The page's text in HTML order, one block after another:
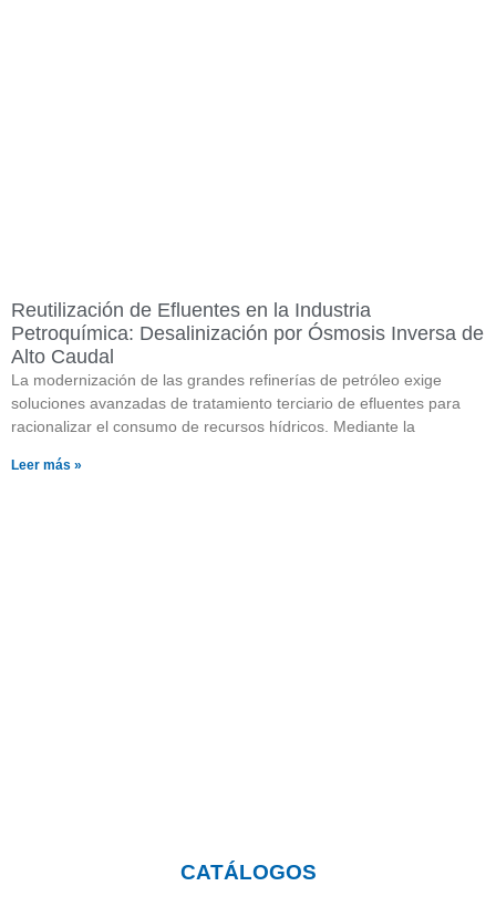
Reutilización de Efluentes en la Industria
Petroquímica: Desalinización por Ósmosis Inversa de
Alto Caudal
La modernización de las grandes refinerías de petróleo exige
soluciones avanzadas de tratamiento terciario de efluentes para
racionalizar el consumo de recursos hídricos. Mediante la
Leer más »
CATÁLOGOS